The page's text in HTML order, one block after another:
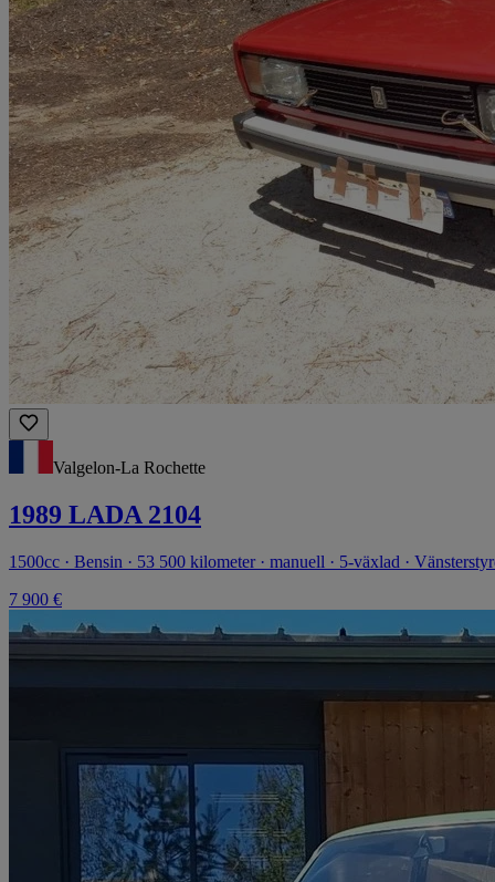
Valgelon-La Rochette
1989 LADA 2104
1500cc · Bensin · 53 500 kilometer · manuell · 5-växlad ·
7 900 €